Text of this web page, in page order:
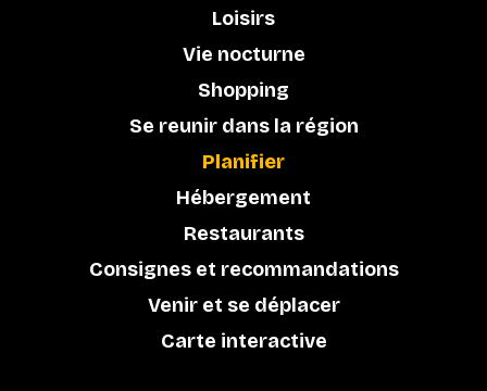
Loisirs
Vie nocturne
Shopping
Se reunir dans la région
Planifier
Hébergement
Restaurants
Consignes et recommandations
Venir et se déplacer
Carte interactive